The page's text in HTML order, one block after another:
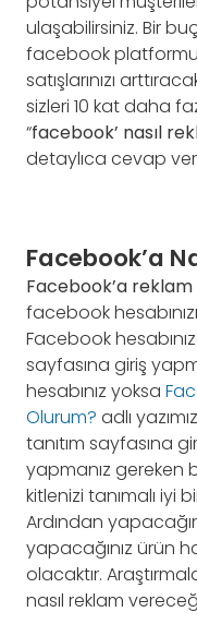
ulaşabilirsiniz. Bir
facebook
satışlarınızı
sizleri 10 kat daha
“facebook’ nasıl
detaylıca cevap
Facebook’a
Facebook’a
facebook
Facebook
sayfasına giriş
hesabınız yoksa
Olurum? adlı
tanıtım sayfasına
yapmanız gereken
kitlenizi tanımalı iyi
Ardından
yapacağınız ürün
olacaktır.
nasıl reklam